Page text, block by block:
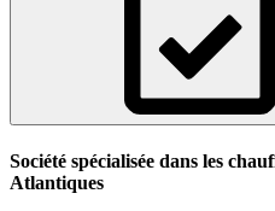
Société spécialisée dans les
Atlantiques